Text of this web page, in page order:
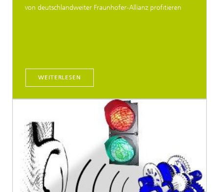
von deutschlandweiter Fraunhofer-Allianz profitieren
WEITERLESEN